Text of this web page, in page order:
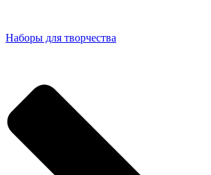
Наборы для творчества